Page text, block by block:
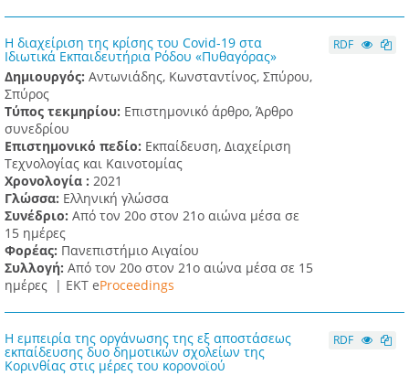
Η διαχείριση της κρίσης του Covid-19 στα
Ιδιωτικά Εκπαιδευτήρια Ρόδου «Πυθαγόρας»
Δημιουργός: Αντωνιάδης, Κωνσταντίνος, Σπύρου,
Σπύρος
Τύπος τεκμηρίου: Επιστημονικό άρθρο, Άρθρο
συνεδρίου
Επιστημονικό πεδίο: Εκπαίδευση, Διαχείριση
Τεχνολογίας και Καινοτομίας
Χρονολογία : 2021
Γλώσσα: Ελληνική γλώσσα
Συνέδριο: Από τον 20ο στον 21ο αιώνα μέσα σε
15 ημέρες
Φορέας: Πανεπιστήμιο Αιγαίου
Συλλογή: Από τον 20ο στον 21ο αιώνα μέσα σε 15
ημέρες | ΕΚΤ eProceedings
RDF
Η εμπειρία της οργάνωσης της εξ αποστάσεως
εκπαίδευσης δυο δημοτικών σχολείων της
Κορινθίας στις μέρες του κορονοϊού
RDF